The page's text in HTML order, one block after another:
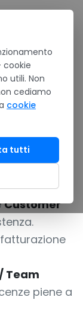
Customer
Team
piene a
cookie
utili. Non
cediamo
cookie
tutti